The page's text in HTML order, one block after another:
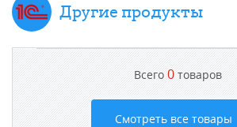
Другие продукты
Всего 0товаров
Смотреть все товары